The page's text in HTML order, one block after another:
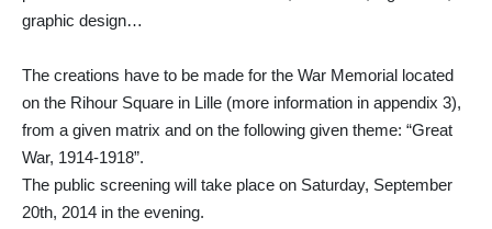
graphic design…
The creations have to be made for the War Memorial located
on the Rihour Square in Lille (more information in appendix 3),
from a given matrix and on the following given theme: “Great
War, 1914-1918”.
The public screening will take place on Saturday, September
20th, 2014 in the evening.